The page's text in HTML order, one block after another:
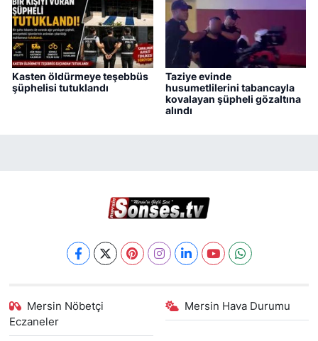
Kasten öldürmeye teşebbüs
şüphelisi tutuklandı
Taziye evinde
husumetlilerini tabancayla
kovalayan şüpheli gözaltına
alındı
Mersin Nöbetçi
Eczaneler
Mersin Hava Durumu